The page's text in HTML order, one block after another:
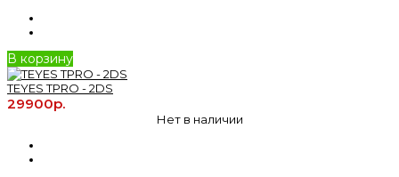
В корзину
TEYES TPRO - 2DS
29900р.
Нет в наличии